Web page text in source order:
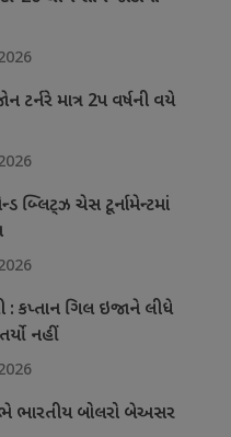
ટર્નરે માત્ર 2પ વર્ષની વયે
બ્લિટ્ઝ ચેસ ટૂર્નામેન્ટમાં
: કપ્તાન ગિલ ઇજાને લીધે
નહીં
ભારતીય બોલરો બેઅસર